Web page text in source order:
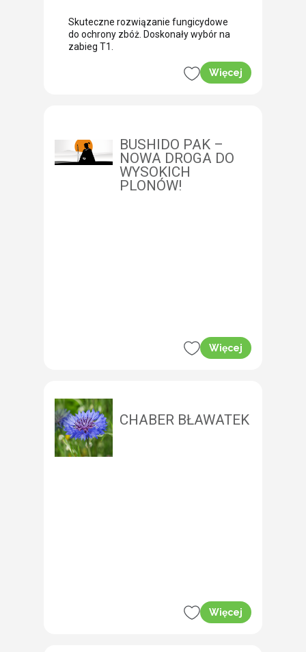
Skuteczne rozwiązanie fungicydowe
do ochrony zbóż. Doskonały wybór na
zabieg T1.
Więcej
BUSHIDO PAK –
NOWA DROGA DO
WYSOKICH
PLONÓW!
Więcej
CHABER BŁAWATEK
Więcej